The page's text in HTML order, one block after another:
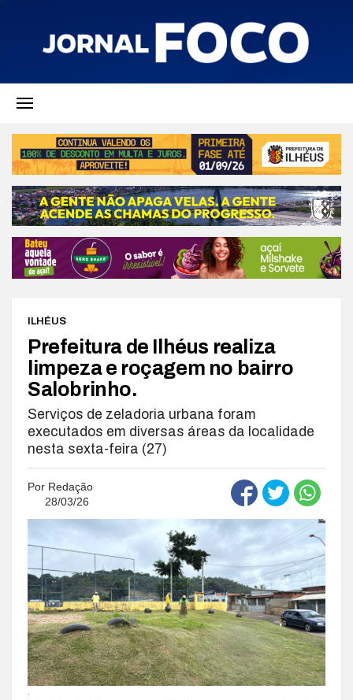
ILHÉUS
Prefeitura de Ilhéus realiza
limpeza e roçagem no bairro
Salobrinho.
Serviços de zeladoria urbana foram
executados em diversas áreas da localidade
nesta sexta-feira (27)
Por Redação
28/03/26
.